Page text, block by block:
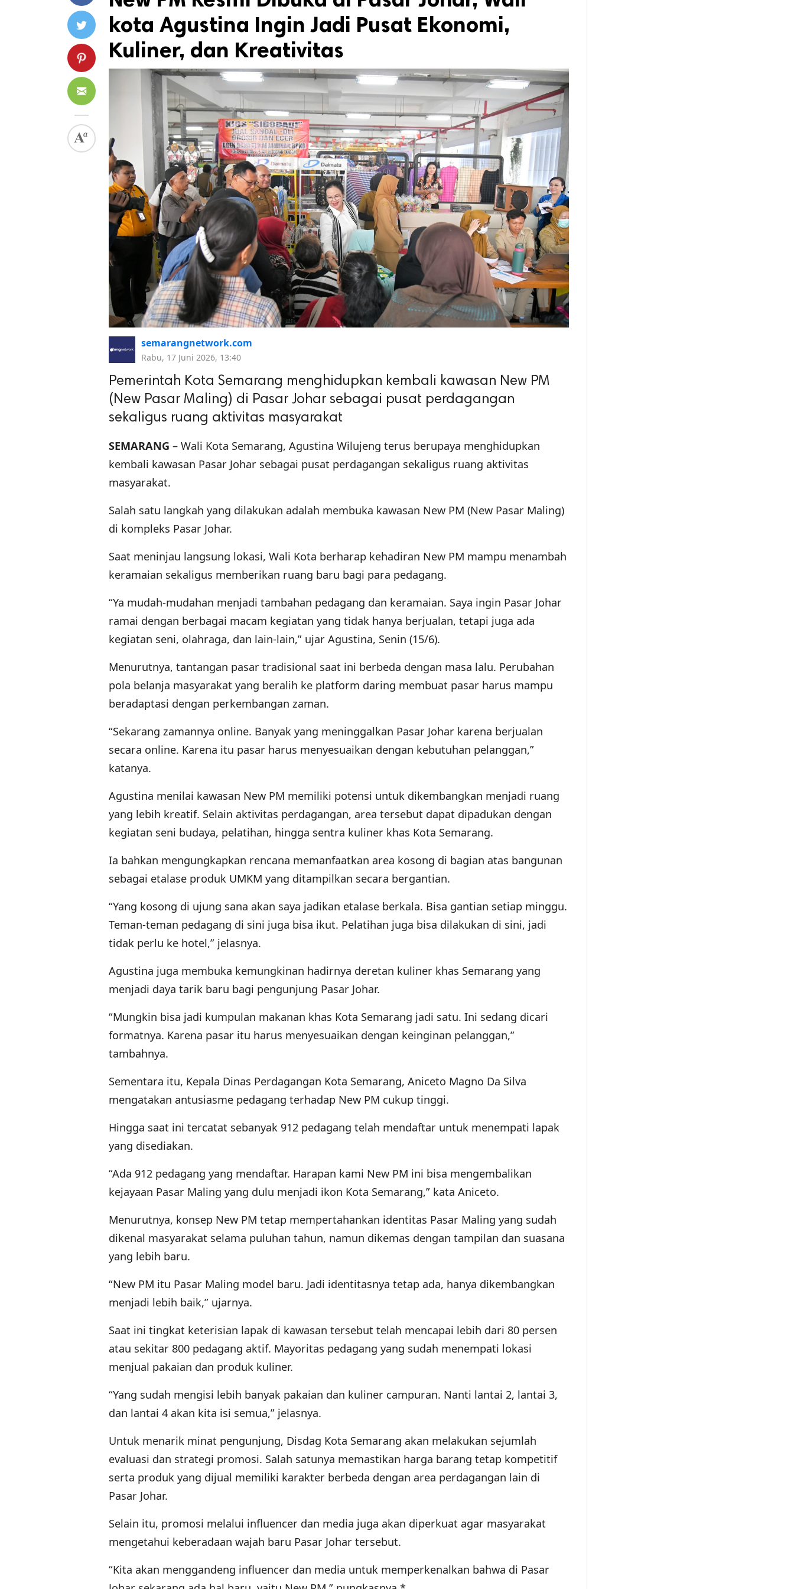
kota Agustina Ingin Jadi Pusat Ekonomi,
Kuliner, dan Kreativitas
semarangnetwork.com
Rabu, 17 Juni 2026, 13:40
Pemerintah Kota Semarang menghidupkan kembali kawasan New PM
(New Pasar Maling) di Pasar Johar sebagai pusat perdagangan
sekaligus ruang aktivitas masyarakat
SEMARANG – Wali Kota Semarang, Agustina Wilujeng terus berupaya menghidupkan
kembali kawasan Pasar Johar sebagai pusat perdagangan sekaligus ruang aktivitas
masyarakat.
Salah satu langkah yang dilakukan adalah membuka kawasan New PM (New Pasar Maling)
di kompleks Pasar Johar.
Saat meninjau langsung lokasi, Wali Kota berharap kehadiran New PM mampu menambah
keramaian sekaligus memberikan ruang baru bagi para pedagang.
“Ya mudah-mudahan menjadi tambahan pedagang dan keramaian. Saya ingin Pasar Johar
ramai dengan berbagai macam kegiatan yang tidak hanya berjualan, tetapi juga ada
kegiatan seni, olahraga, dan lain-lain,” ujar Agustina, Senin (15/6).
Menurutnya, tantangan pasar tradisional saat ini berbeda dengan masa lalu. Perubahan
pola belanja masyarakat yang beralih ke platform daring membuat pasar harus mampu
beradaptasi dengan perkembangan zaman.
“Sekarang zamannya online. Banyak yang meninggalkan Pasar Johar karena berjualan
secara online. Karena itu pasar harus menyesuaikan dengan kebutuhan pelanggan,”
katanya.
Agustina menilai kawasan New PM memiliki potensi untuk dikembangkan menjadi ruang
yang lebih kreatif. Selain aktivitas perdagangan, area tersebut dapat dipadukan dengan
kegiatan seni budaya, pelatihan, hingga sentra kuliner khas Kota Semarang.
Ia bahkan mengungkapkan rencana memanfaatkan area kosong di bagian atas bangunan
sebagai etalase produk UMKM yang ditampilkan secara bergantian.
“Yang kosong di ujung sana akan saya jadikan etalase berkala. Bisa gantian setiap minggu.
Teman-teman pedagang di sini juga bisa ikut. Pelatihan juga bisa dilakukan di sini, jadi
tidak perlu ke hotel,” jelasnya.
Agustina juga membuka kemungkinan hadirnya deretan kuliner khas Semarang yang
menjadi daya tarik baru bagi pengunjung Pasar Johar.
“Mungkin bisa jadi kumpulan makanan khas Kota Semarang jadi satu. Ini sedang dicari
formatnya. Karena pasar itu harus menyesuaikan dengan keinginan pelanggan,”
tambahnya.
Sementara itu, Kepala Dinas Perdagangan Kota Semarang, Aniceto Magno Da Silva
mengatakan antusiasme pedagang terhadap New PM cukup tinggi.
Hingga saat ini tercatat sebanyak 912 pedagang telah mendaftar untuk menempati lapak
yang disediakan.
“Ada 912 pedagang yang mendaftar. Harapan kami New PM ini bisa mengembalikan
kejayaan Pasar Maling yang dulu menjadi ikon Kota Semarang,” kata Aniceto.
Menurutnya, konsep New PM tetap mempertahankan identitas Pasar Maling yang sudah
dikenal masyarakat selama puluhan tahun, namun dikemas dengan tampilan dan suasana
yang lebih baru.
“New PM itu Pasar Maling model baru. Jadi identitasnya tetap ada, hanya dikembangkan
menjadi lebih baik,” ujarnya.
Saat ini tingkat keterisian lapak di kawasan tersebut telah mencapai lebih dari 80 persen
atau sekitar 800 pedagang aktif. Mayoritas pedagang yang sudah menempati lokasi
menjual pakaian dan produk kuliner.
“Yang sudah mengisi lebih banyak pakaian dan kuliner campuran. Nanti lantai 2, lantai 3,
dan lantai 4 akan kita isi semua,” jelasnya.
Untuk menarik minat pengunjung, Disdag Kota Semarang akan melakukan sejumlah
evaluasi dan strategi promosi. Salah satunya memastikan harga barang tetap kompetitif
serta produk yang dijual memiliki karakter berbeda dengan area perdagangan lain di
Pasar Johar.
Selain itu, promosi melalui influencer dan media juga akan diperkuat agar masyarakat
mengetahui keberadaan wajah baru Pasar Johar tersebut.
“Kita akan menggandeng influencer dan media untuk memperkenalkan bahwa di Pasar